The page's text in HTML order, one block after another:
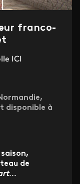
franco-
ICI
disponible à
de
...